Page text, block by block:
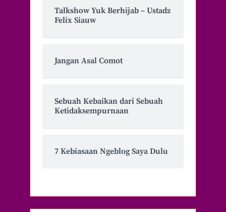
Talkshow Yuk Berhijab – Ustadz
Felix Siauw
Jangan Asal Comot
Sebuah Kebaikan dari Sebuah
Ketidaksempurnaan
7 Kebiasaan Ngeblog Saya Dulu